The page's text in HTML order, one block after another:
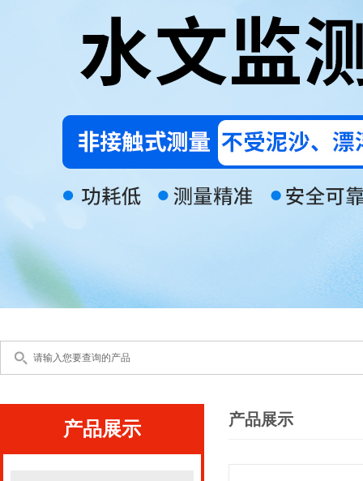
产品展示 产品展示